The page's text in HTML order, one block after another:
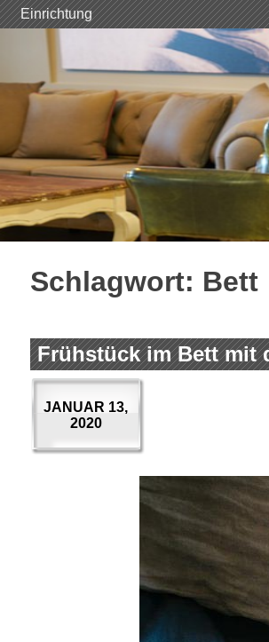
Skip
to
Einrichtung
Schlagwort: Bett
Frühstück im Bett mit
JANUAR 13,
2020